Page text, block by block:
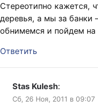
Стереотипно кажется,
деревья, а мы за банки
обнимемся и пойдем на
Ответить
Stas Kulesh:
Сб, 26 Ноя, 2011 в 09:07